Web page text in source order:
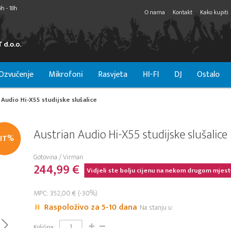
- 18h O nama Kontakt Kako kupiti
Mikrofoni Rasvjeta HI-FI DJ Ostalo
Hi-X55 studijske slušalice
Austrian Audio Hi-X55 studijske slušalice
Gotovina / Virman
244,99 € Vidjeli ste bolju cijenu na nekom drugom
MPC: 352,00 € (-30%)
Raspoloživo za 5-10 dana Na stanju u: